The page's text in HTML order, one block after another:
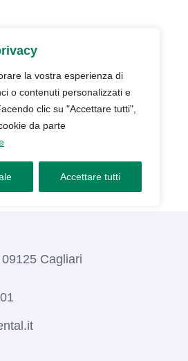
la vostra esperienza di
o contenuti personalizzati e
clic su "Accettare tutti",
da parte
Accettare tutti
Cagliari